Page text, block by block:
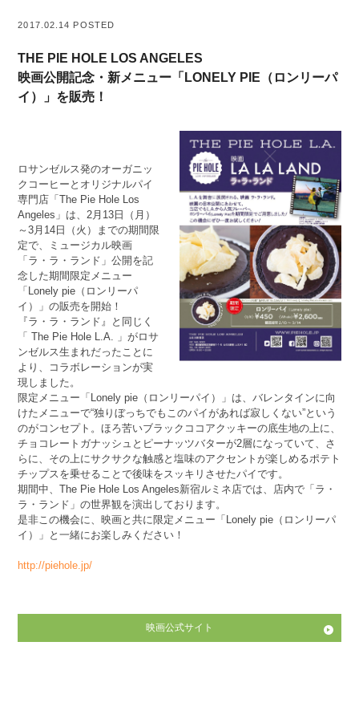
2017.02.14 POSTED
THE PIE HOLE LOS ANGELES
映画公開記念・新メニュー「LONELY PIE（ロンリーパ
イ）」を販売！
ロサンゼルス発のオーガニッ
クコーヒーとオリジナルパイ
専門店「The Pie Hole Los
Angeles」は、2月13日（月）
～3月14日（火）までの期間限
定で、ミュージカル映画
「ラ・ラ・ランド」公開を記
念した期間限定メニュー
「Lonely pie（ロンリーパ
イ）」の販売を開始！
『ラ・ラ・ランド』と同じく
「 The Pie Hole L.A. 」がロサ
ンゼルス生まれだったことに
より、コラボレーションが実
現しました。
限定メニュー「Lonely pie（ロンリーパイ）」は、バレンタインに向
けたメニューで“独りぼっちでもこのパイがあれば寂しくない”という
のがコンセプト。ほろ苦いブラックココアクッキーの底生地の上に、
チョコレートガナッシュとピーナッツバターが2層になっていて、さ
らに、その上にサクサクな触感と塩味のアクセントが楽しめるポテト
チップスを乗せることで後味をスッキリさせたパイです。
期間中、The Pie Hole Los Angeles新宿ルミネ店では、店内で「ラ・
ラ・ランド」の世界観を演出しております。
是非この機会に、映画と共に限定メニュー「Lonely pie（ロンリーパ
イ）」と一緒にお楽しみください！
http://piehole.jp/
映画公式サイト